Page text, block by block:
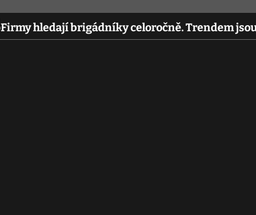
Firmy hledají brigádníky celoročně. Trendem